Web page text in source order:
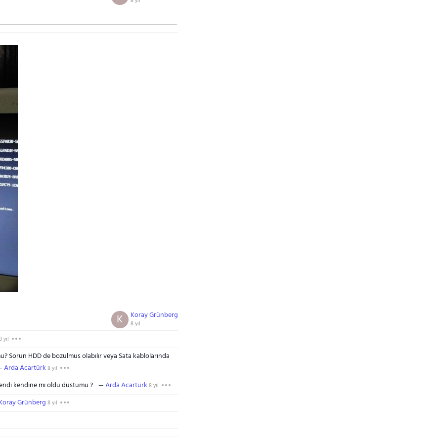
Koray Grünberg
8 yıl
K
yıl
Sorun HDD de bozulmus olabılır veya Sata kablolarında
Arda Acartürk 8 yıl
kendıne mı oldu dustumu ? Arda Acartürk 8 yıl
Grünberg 8 yıl